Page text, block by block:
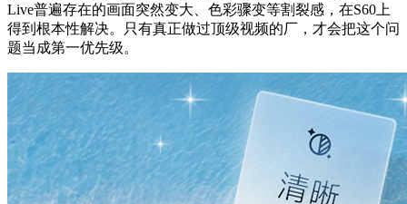
Live普遍存在的画面突然变大、色彩骤变等割裂感，在S60上
得到根本性解决。只有真正做过顶级视频的厂，才会把这个问
题当成第一优先级。